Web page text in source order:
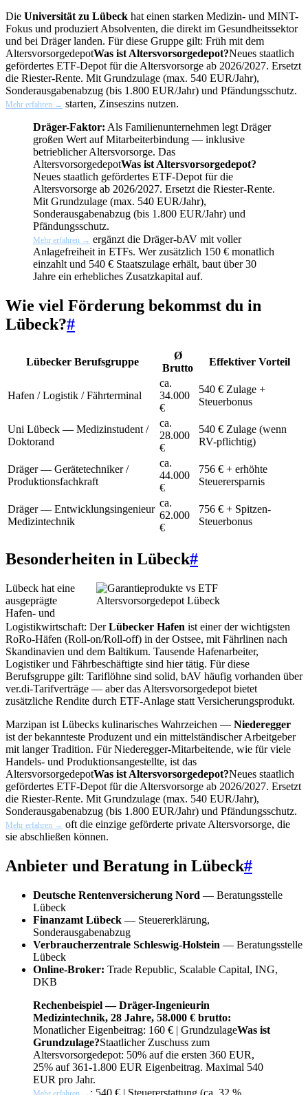
Die Universität zu Lübeck hat einen starken Medizin- und MINT-
Fokus und produziert Absolventen, die direkt im Gesundheitssektor
und bei Dräger landen. Für diese Gruppe gilt: Früh mit dem
AltersvorsorgedepotWas ist Altersvorsorgedepot?Neues staatlich
gefördertes ETF-Depot für die Altersvorsorge ab 2026/2027. Ersetzt
die Riester-Rente. Mit Grundzulage (max. 540 EUR/Jahr),
Sonderausgabenabzug (bis 1.800 EUR/Jahr) und Pfändungsschutz.
Mehr erfahren → starten, Zinseszins nutzen.
Dräger-Faktor: Als Familienunternehmen legt Dräger
großen Wert auf Mitarbeiterbindung — inklusive
betrieblicher Altersvorsorge. Das
AltersvorsorgedepotWas ist Altersvorsorgedepot?
Neues staatlich gefördertes ETF-Depot für die
Altersvorsorge ab 2026/2027. Ersetzt die Riester-Rente.
Mit Grundzulage (max. 540 EUR/Jahr),
Sonderausgabenabzug (bis 1.800 EUR/Jahr) und
Pfändungsschutz.
Mehr erfahren → ergänzt die Dräger-bAV mit voller
Anlagefreiheit in ETFs. Wer zusätzlich 150 € monatlich
einzahlt und 540 € Staatszulage erhält, baut über 30
Jahre ein erhebliches Zusatzkapital auf.
Wie viel Förderung bekommst du in
Lübeck?#
Lübecker Berufsgruppe
Ø
Brutto
Effektiver Vorteil
Hafen / Logistik / Fährterminal
ca.
34.000
€
540 € Zulage +
Steuerbonus
Uni Lübeck — Medizinstudent /
Doktorand
ca.
28.000
€
540 € Zulage (wenn
RV-pflichtig)
Dräger — Gerätetechniker /
Produktionsfachkraft
ca.
44.000
€
756 € + erhöhte
Steuerersparnis
Dräger — Entwicklungsingenieur
Medizintechnik
ca.
62.000
€
756 € + Spitzen-
Steuerbonus
Besonderheiten in Lübeck#
Lübeck hat eine
ausgeprägte
Hafen- und
Logistikwirtschaft: DerLübecker Hafen ist einer der wichtigsten
RoRo-Häfen (Roll-on/Roll-off) in der Ostsee, mit Fährlinen nach
Skandinavien und dem Baltikum. Tausende Hafenarbeiter,
Logistiker und Fährbeschäftigte sind hier tätig. Für diese
Berufsgruppe gilt: Tariflöhne sind solid, bAV häufig vorhanden über
ver.di-Tarifverträge — aber das Altersvorsorgedepot bietet
zusätzliche Rendite durch ETF-Anlage statt Versicherungsprodukt.
Marzipan ist Lübecks kulinarisches Wahrzeichen — Niederegger
ist der bekannteste Produzent und ein mittelständischer Arbeitgeber
mit langer Tradition. Für Niederegger-Mitarbeitende, wie für viele
Handels- und Produktionsangestellte, ist das
AltersvorsorgedepotWas ist Altersvorsorgedepot?Neues staatlich
gefördertes ETF-Depot für die Altersvorsorge ab 2026/2027. Ersetzt
die Riester-Rente. Mit Grundzulage (max. 540 EUR/Jahr),
Sonderausgabenabzug (bis 1.800 EUR/Jahr) und Pfändungsschutz.
Mehr erfahren → oft die einzige geförderte private Altersvorsorge, die
sie abschließen können.
Anbieter und Beratung in Lübeck#
Deutsche Rentenversicherung Nord — Beratungsstelle
Lübeck
Finanzamt Lübeck — Steuererklärung,
Sonderausgabenabzug
Verbraucherzentrale Schleswig-Holstein — Beratungsstelle
Lübeck
Online-Broker: Trade Republic, Scalable Capital, ING,
DKB
Rechenbeispiel — Dräger-Ingenieurin
Medizintechnik, 28 Jahre, 58.000 € brutto:
Monatlicher Eigenbeitrag: 160 € | GrundzulageWas ist
Grundzulage?Staatlicher Zuschuss zum
Altersvorsorgedepot: 50% auf die ersten 360 EUR,
25% auf 361-1.800 EUR Eigenbeitrag. Maximal 540
EUR pro Jahr.
: 540 € | Steuererstattung (ca. 32 %